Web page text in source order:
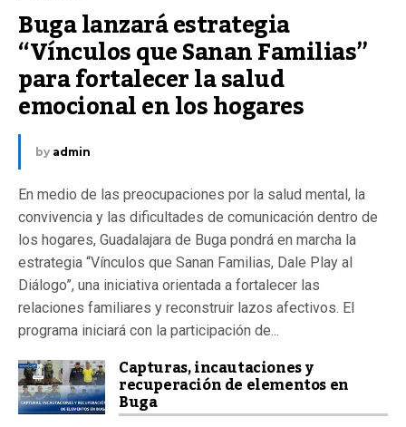
Buga lanzará estrategia
“Vínculos que Sanan Familias”
para fortalecer la salud
emocional en los hogares
by admin
En medio de las preocupaciones por la salud mental, la
convivencia y las dificultades de comunicación dentro de
los hogares, Guadalajara de Buga pondrá en marcha la
estrategia “Vínculos que Sanan Familias, Dale Play al
Diálogo”, una iniciativa orientada a fortalecer las
relaciones familiares y reconstruir lazos afectivos. El
programa iniciará con la participación de...
Capturas, incautaciones y
recuperación de elementos en
Buga